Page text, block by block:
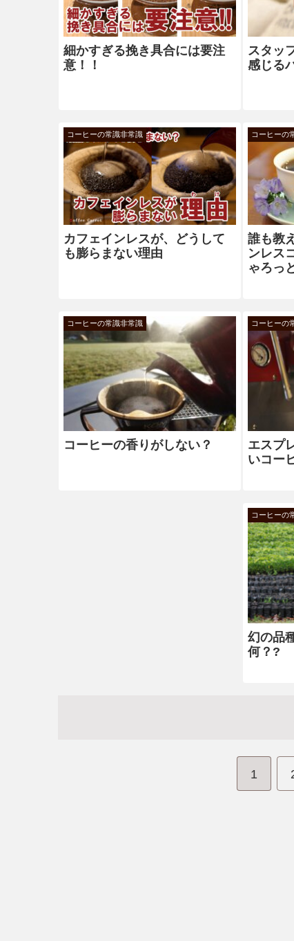
細かすぎる挽き具合には要注
意！！
スタッ
感じる
コーヒーの常識非常識
カフェインレスが、どうして
も膨らまない理由
コーヒーの
誰も教
ンレス
ゃろっ
コーヒーの常識非常識
コーヒーの香りがしない？
コーヒーの
エスプ
いコー
コーヒーの
幻の品
何？?
1